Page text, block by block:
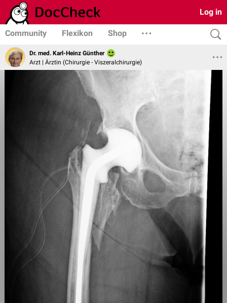
Log in
Community Flexikon Shop
Dr. med. Karl-Heinz Günther
Arzt | Ärztin (Chirurgie - Viszeralchirurgie)